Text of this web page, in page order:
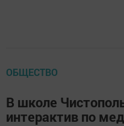
ОБЩЕСТВО
В школе
интерактив по